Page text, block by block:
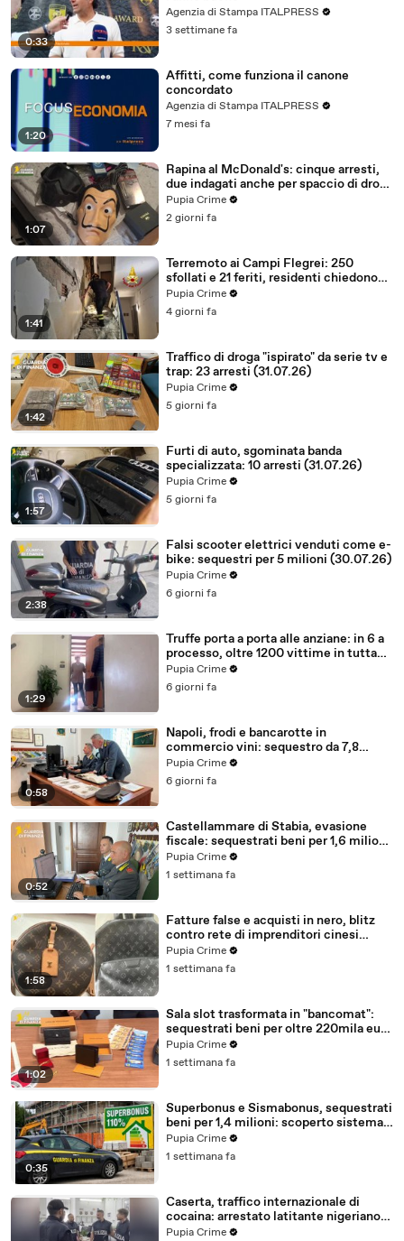
0:33
Agenzia di Stampa ITALPRESS
3 settimane fa
1:20
Affitti, come funziona il canone
concordato
Agenzia di Stampa ITALPRESS
7 mesi fa
1:07
Rapina al McDonald's: cinque arresti,
due indagati anche per spaccio di droga
(03.08.26)
Pupia Crime
2 giorni fa
1:41
Terremoto ai Campi Flegrei: 250
sfollati e 21 feriti, residenti chiedono
certezze sul futuro (01.08.26)
Pupia Crime
4 giorni fa
1:42
Traffico di droga "ispirato" da serie tv e
trap: 23 arresti (31.07.26)
Pupia Crime
5 giorni fa
1:57
Furti di auto, sgominata banda
specializzata: 10 arresti (31.07.26)
Pupia Crime
5 giorni fa
2:38
Falsi scooter elettrici venduti come e-
bike: sequestri per 5 milioni (30.07.26)
Pupia Crime
6 giorni fa
1:29
Truffe porta a porta alle anziane: in 6 a
processo, oltre 1200 vittime in tutta
Italia (30.07.26)
Pupia Crime
6 giorni fa
0:58
Napoli, frodi e bancarotte in
commercio vini: sequestro da 7,8
milioni (30.07.26)
Pupia Crime
6 giorni fa
0:52
Castellammare di Stabia, evasione
fiscale: sequestrati beni per 1,6 milioni
ad un consorzio navale (29.07.26)
Pupia Crime
1 settimana fa
1:58
Fatture false e acquisti in nero, blitz
contro rete di imprenditori cinesi
sequestri per 8,5 milioni (29.07.26)
Pupia Crime
1 settimana fa
1:02
Sala slot trasformata in "bancomat":
sequestrati beni per oltre 220mila euro
a due coniugi (29.07.26)
Pupia Crime
1 settimana fa
0:35
Superbonus e Sismabonus, sequestrati
beni per 1,4 milioni: scoperto sistema
con false abitazioni (29.07.26)
Pupia Crime
1 settimana fa
Caserta, traffico internazionale di
cocaina: arrestato latitante nigeriano
ricercato dal 2019 (28.07.26)
Pupia Crime